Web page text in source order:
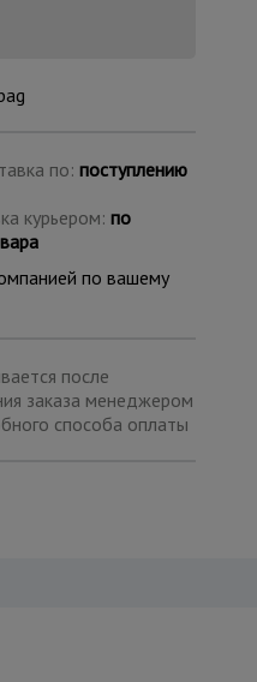
по: поступлению
курьером: по
по вашему
после
заказа менеджером
способа оплаты